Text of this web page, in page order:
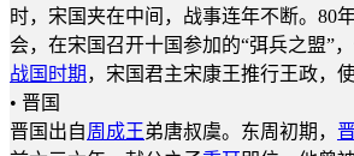
时，宋国夹在中间，战事连年不断。80
会，在宋国召开十国参加的“弭兵之盟”
战国时期 ，宋国君主宋康王推行王政，
• 晋国
晋国出自周成王弟唐叔虞。东周初期，